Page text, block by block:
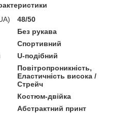
48/50
Без рукава
Спортивний
U-подібний
Повітропроникність,
Еластичність висока /
Стрейч
Костюм-двійка
Абстрактний принт